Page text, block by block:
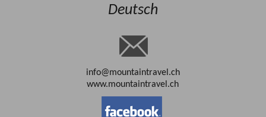
Deutsch
info@mountaintravel.ch
www.mountaintravel.ch